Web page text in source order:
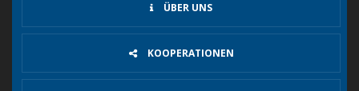
ÜBER UNS
KOOPERATIONEN